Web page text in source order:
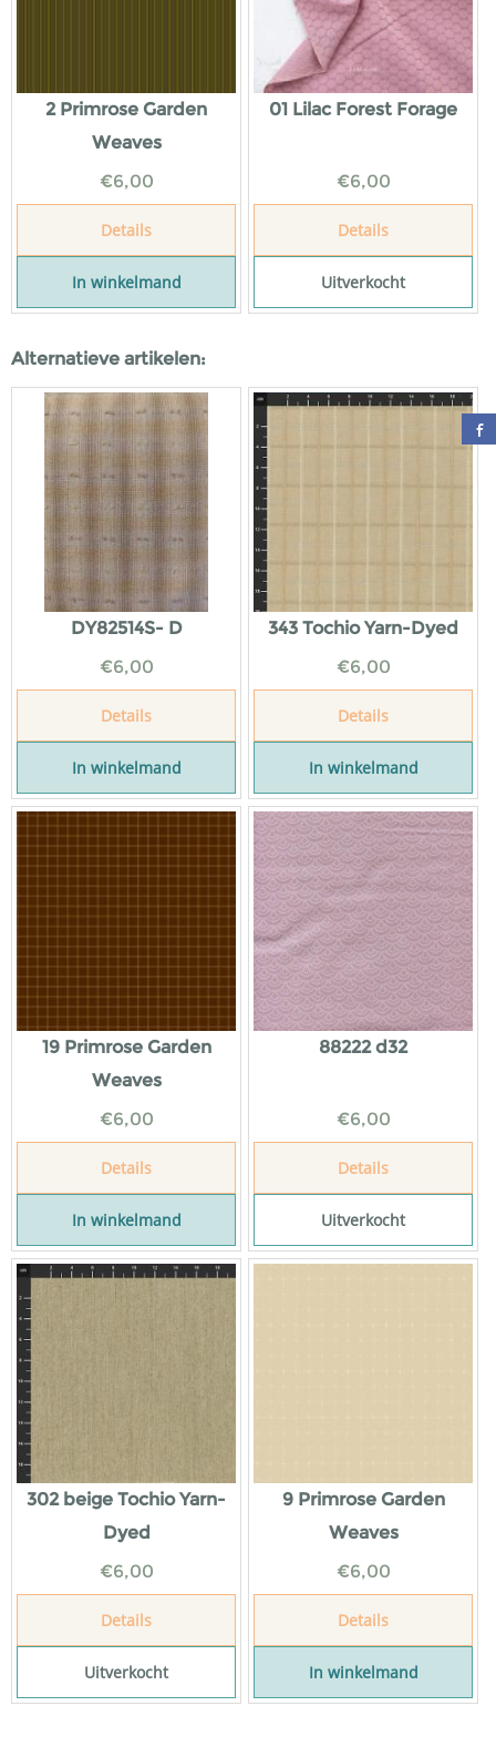
2 Primrose Garden
Weaves
€6,00
Details
In winkelmand
01 Lilac Forest Forage
€6,00
Details
Uitverkocht
Alternatieve artikelen:
DY82514S- D
€6,00
Details
In winkelmand
343 Tochio Yarn-Dyed
€6,00
Details
In winkelmand
19 Primrose Garden
Weaves
€6,00
Details
In winkelmand
88222 d32
€6,00
Details
Uitverkocht
302 beige Tochio Yarn-
Dyed
€6,00
Details
Uitverkocht
9 Primrose Garden
Weaves
€6,00
Details
In winkelmand